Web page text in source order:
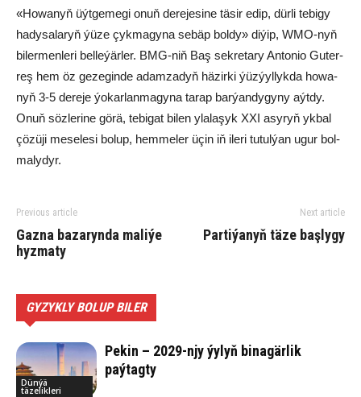
«Ho­wa­nyň üýt­ge­me­gi onuň de­re­je­si­ne tä­sir edip, dür­li te­bi­gy
ha­dy­sa­la­ryň ýü­ze çyk­ma­gy­na se­bäp bol­dy» di­ýip, WMO-nyň
bi­ler­men­le­ri bel­le­ýär­ler. BMG-niň Baş sek­re­ta­ry An­to­nio Gu­ter­
reş hem öz ge­ze­gin­de adam­za­dyň hä­zir­ki ýüz­ýyl­lyk­da ho­wa­
nyň 3-5 de­re­je ýo­kar­lan­ma­gy­na ta­rap bar­ýan­dy­gy­ny aýt­dy.
Onuň söz­le­ri­ne gö­rä, te­bi­gat bi­len yla­la­şyk XXI asy­ryň yk­bal
çö­zü­ji me­se­le­si bo­lup, hem­me­ler üçin iň ile­ri tu­tul­ýan ugur bol­
ma­ly­dyr.
Previous article
Gaz­na ba­za­ryn­da maliýe
hyz­ma­ty
Next article
Partiýanyň täze başlygy
GYZYKLY BOLUP BILER
Dünýä
täzelikleri
Pekin – 2029-njy ýylyň binagärlik
paýtagty